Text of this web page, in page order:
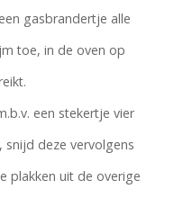
gasbrandertje alle
toe, in de oven op
een stekertje vier
deze vervolgens
plakken uit de overige